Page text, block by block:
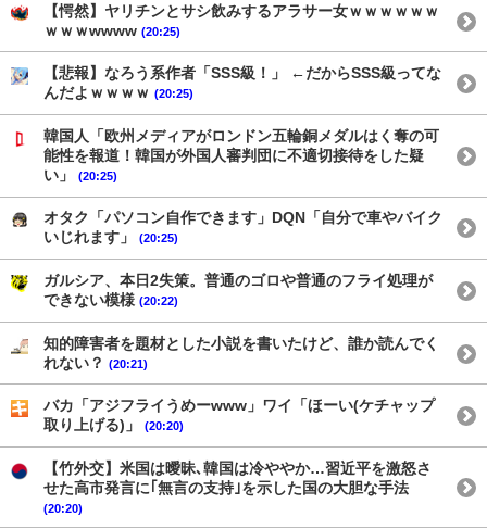
【愕然】ヤリチンとサシ飲みするアラサー女ｗｗｗｗｗｗ
ｗｗｗwwww (20:25)
【悲報】なろう系作者「SSS級！」 ←だからSSS級ってな
んだよｗｗｗｗ (20:25)
韓国人「欧州メディアがロンドン五輪銅メダルはく奪の可
能性を報道！韓国が外国人審判団に不適切接待をした疑
い」
(20:25)
オタク「パソコン自作できます」DQN「自分で車やバイク
いじれます」
(20:25)
ガルシア、本日2失策。普通のゴロや普通のフライ処理が
できない模様 (20:22)
知的障害者を題材とした小説を書いたけど、誰か読んでく
れない？ (20:21)
バカ「アジフライうめーwww」ワイ「ほーい(ケチャップ
取り上げる)」
(20:20)
【竹外交】米国は曖昧､韓国は冷ややか…習近平を激怒さ
せた高市発言に｢無言の支持｣を示した国の大胆な手法
(20:20)